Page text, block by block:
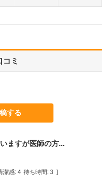
コミ
する
ますが医師の方...
潔感: 4 待ち時間: 3 ]